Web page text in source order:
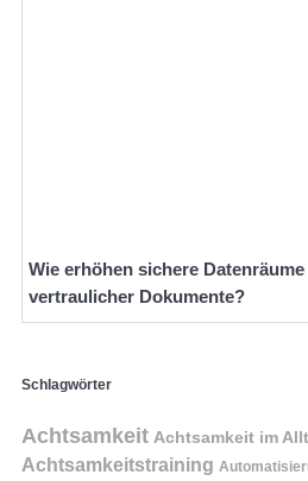
Wie erhöhen sichere
vertraulicher Dokumente?
Schlagwörter
Achtsamkeit Achtsamkeit im
Achtsamkeitstraining